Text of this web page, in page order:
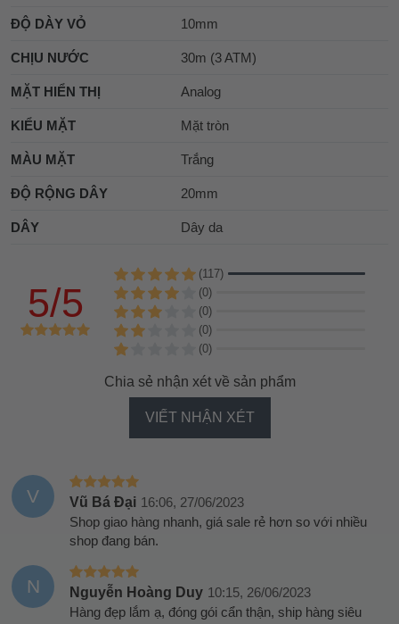
ĐỘ DÀY VỎ 10mm
CHỊU NƯỚC 30m (3 ATM)
MẶT HIỂN THỊ Analog
KIỂU MẶT Mặt tròn
MÀU MẶT Trắng
ĐỘ RỘNG DÂY 20mm
DÂY Dây da
5/5
(117)
(0)
(0)
(0)
(0)
Chia sẻ nhận xét về sản phẩm
VIẾT NHẬN XÉT
V Vũ Bá Đại 16:06, 27/06/2023
Shop giao hàng nhanh, giá sale rẻ hơn so với nhiều
shop đang bán.
N Nguyễn Hoàng Duy 10:15, 26/06/2023
Hàng đẹp lắm ạ, đóng gói cẩn thận, ship hàng siêu